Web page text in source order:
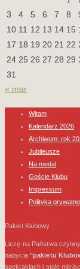
3
4 5 6 7 8
10 11 12 13 14 15
17 18 19 20 21 22
24 25 26 27 28 29
31
« mar
Witam
Kalendarz 2026
Archiwum: rok
Jubileusze
Na medal
Goście Klubu
Impressum
Polityka
Pakiet Klubowy:
Liczę na Państwa
nabycia "pakietu
spektaklach i stałe